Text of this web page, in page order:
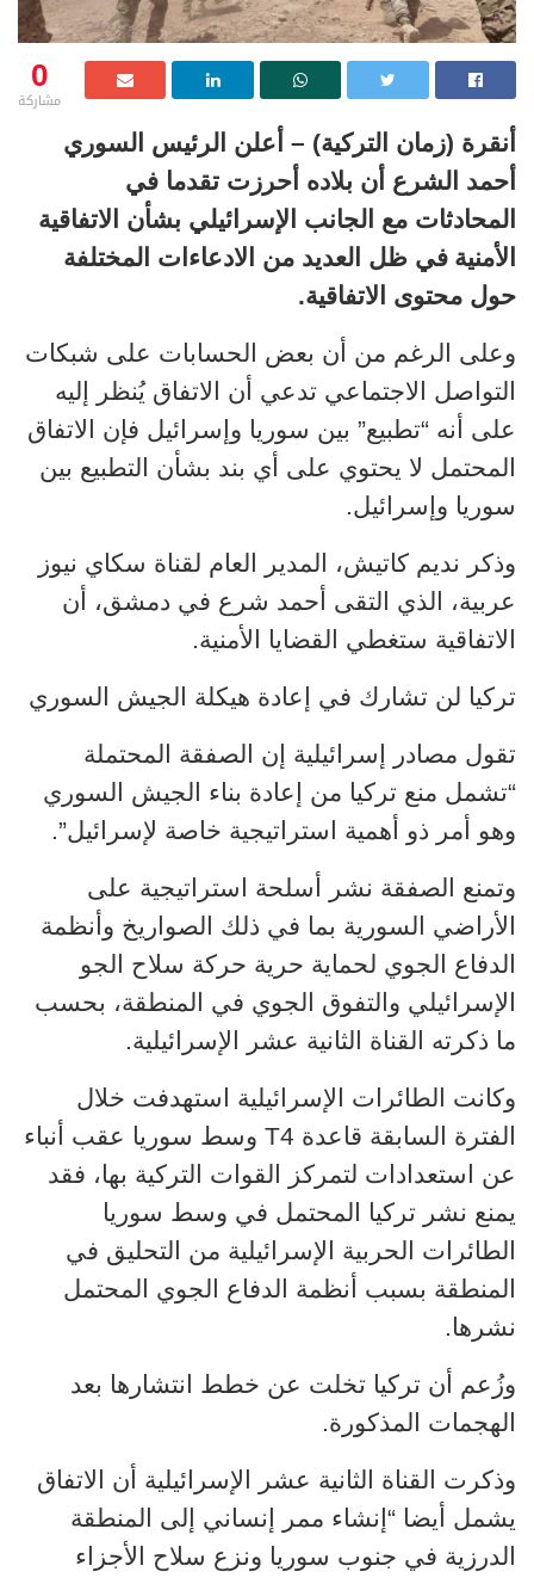
0
مشاركة
أنقرة (زمان التركية) – أعلن الرئيس السوري
أحمد الشرع أن بلاده أحرزت تقدما في
المحادثات مع الجانب الإسرائيلي بشأن الاتفاقية
الأمنية في ظل العديد من الادعاءات المختلفة
حول محتوى الاتفاقية.
وعلى الرغم من أن بعض الحسابات على شبكات
التواصل الاجتماعي تدعي أن الاتفاق يُنظر إليه
على أنه “تطبيع” بين سوريا وإسرائيل فإن الاتفاق
المحتمل لا يحتوي على أي بند بشأن التطبيع بين
سوريا وإسرائيل.
وذكر نديم كاتيش، المدير العام لقناة سكاي نيوز
عربية، الذي التقى أحمد شرع في دمشق، أن
الاتفاقية ستغطي القضايا الأمنية.
تركيا لن تشارك في إعادة هيكلة الجيش السوري
تقول مصادر إسرائيلية إن الصفقة المحتملة
“تشمل منع تركيا من إعادة بناء الجيش السوري
وهو أمر ذو أهمية استراتيجية خاصة لإسرائيل”.
وتمنع الصفقة نشر أسلحة استراتيجية على
الأراضي السورية بما في ذلك الصواريخ وأنظمة
الدفاع الجوي لحماية حرية حركة سلاح الجو
الإسرائيلي والتفوق الجوي في المنطقة، بحسب
ما ذكرته القناة الثانية عشر الإسرائيلية.
وكانت الطائرات الإسرائيلية استهدفت خلال
الفترة السابقة قاعدة T4 وسط سوريا عقب أنباء
عن استعدادات لتمركز القوات التركية بها، فقد
يمنع نشر تركيا المحتمل في وسط سوريا
الطائرات الحربية الإسرائيلية من التحليق في
المنطقة بسبب أنظمة الدفاع الجوي المحتمل
نشرها.
وزُعم أن تركيا تخلت عن خطط انتشارها بعد
الهجمات المذكورة.
وذكرت القناة الثانية عشر الإسرائيلية أن الاتفاق
يشمل أيضا “إنشاء ممر إنساني إلى المنطقة
الدرزية في جنوب سوريا ونزع سلاح الأجزاء